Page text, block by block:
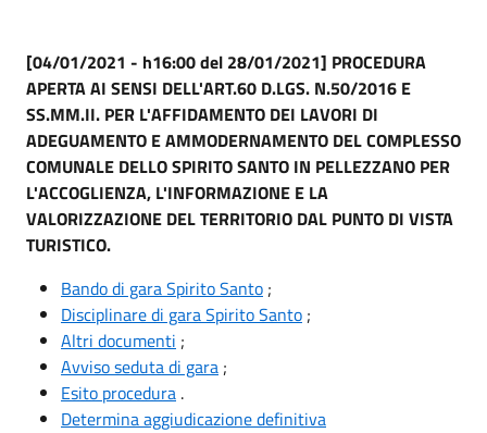
[04/01/2021 - h16:00 del 28/01/2021] PROCEDURA
APERTA AI SENSI DELL'ART.60 D.LGS. N.50/2016 E
SS.MM.II. PER L'AFFIDAMENTO DEI LAVORI DI
ADEGUAMENTO E AMMODERNAMENTO DEL COMPLESSO
COMUNALE DELLO SPIRITO SANTO IN PELLEZZANO PER
L'ACCOGLIENZA, L'INFORMAZIONE E LA
VALORIZZAZIONE DEL TERRITORIO DAL PUNTO DI VISTA
TURISTICO.
Bando di gara Spirito Santo ;
Disciplinare di gara Spirito Santo ;
Altri documenti ;
Avviso seduta di gara ;
Esito procedura .
Determina aggiudicazione definitiva